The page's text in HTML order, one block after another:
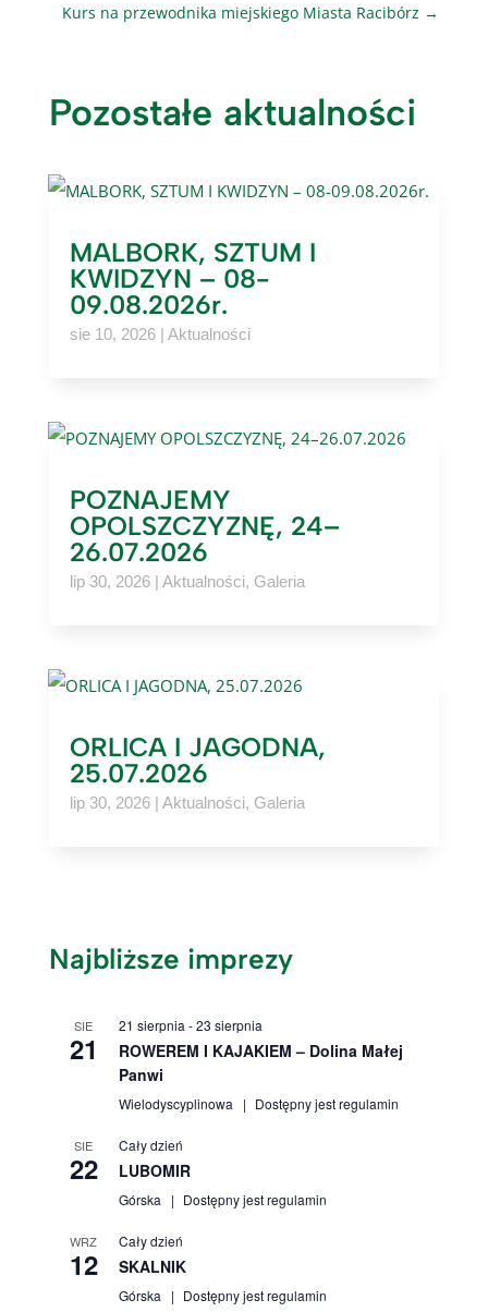
Kurs na przewodnika miejskiego Miasta Racibórz →
Pozostałe aktualności
MALBORK, SZTUM I
KWIDZYN – 08-
09.08.2026r.
sie 10, 2026| Aktualności
POZNAJEMY
OPOLSZCZYZNĘ, 24–
26.07.2026
lip 30, 2026| Aktualności, Galeria
ORLICA I JAGODNA,
25.07.2026
lip 30, 2026| Aktualności, Galeria
Najbliższe imprezy
SIE
21
21 sierpnia -23 sierpnia
ROWEREM I KAJAKIEM – Dolina Małej
Panwi
Wielodyscyplinowa Dostępny jest regulamin
SIE
22
Cały dzień
LUBOMIR
Górska Dostępny jest regulamin
WRZ
12
Cały dzień
SKALNIK
Górska Dostępny jest regulamin